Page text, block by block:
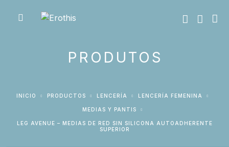
PRODUTOS
INICIO PRODUCTOS LENCERÍA LENCERÍA FEMENINA
MEDIAS Y PANTIS
LEG AVENUE – MEDIAS DE RED SIN SILICONA AUTOADHERENTE
SUPERIOR